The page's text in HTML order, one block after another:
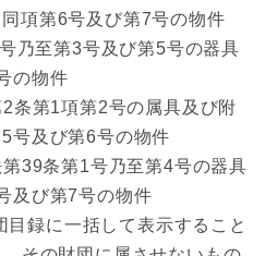
項第6号及び第7号の物件
乃至第3号及び第5号の器具
の物件
条第1項第2号の属具及び附
号及び第6号の物件
39条第1号乃至第4号の器具
及び第7号の物件
録に一括して表示すること